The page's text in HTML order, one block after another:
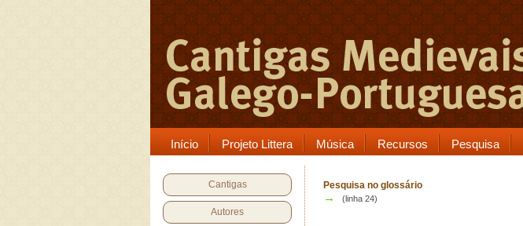
Início Projeto Littera Música Recursos Pesquisa
Cantigas
Autores
Pesquisa no glossário
→ (linha 24)